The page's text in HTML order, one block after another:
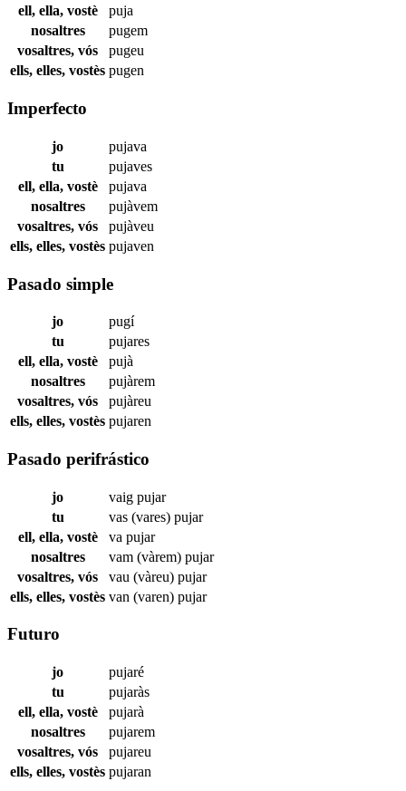
ell, ella, vostè
puja
nosaltres
pugem
vosaltres, vós
pugeu
ells, elles, vostès pugen
Imperfecto
jo
pujava
tu
pujaves
ell, ella, vostè
pujava
nosaltres
pujàvem
vosaltres, vós
pujàveu
ells, elles, vostès pujaven
Pasado simple
jo
pugí
tu
pujares
ell, ella, vostè
pujà
nosaltres
pujàrem
vosaltres, vós
pujàreu
ells, elles, vostès pujaren
Pasado perifrástico
jo vaig pujar
tu
vas (vares) pujar
ell, ella, vostè
va pujar
nosaltres
vam (vàrem) pujar
vosaltres, vós
vau (vàreu) pujar
ells, elles, vostès van (varen) pujar
Futuro
jo
pujaré
tu
pujaràs
ell, ella, vostè
pujarà
nosaltres
pujarem
vosaltres, vós
pujareu
ells, elles, vostès pujaran